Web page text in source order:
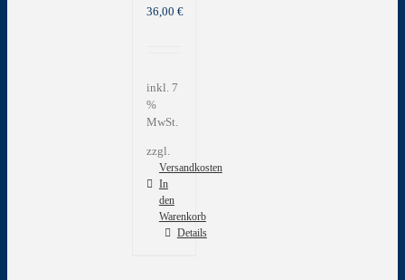
36,00 €
inkl. 7
%
MwSt.
zzgl.
Versandkosten
In
den
Warenkorb
Details